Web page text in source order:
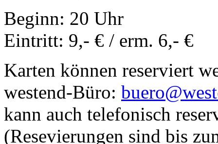
Beginn: 20 Uhr
Eintritt: 9,- € / erm. 6,- €
Karten können reserviert
westend-Büro:
kann auch telefonisch
(Resevierungen sind bis